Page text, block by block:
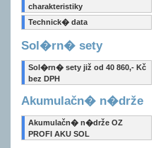
charakteristiky
Technick� data
Sol�rn� sety
Sol�rn� sety již od 40 860,- Kč
bez DPH
Akumulačn� n�drže
Akumulačn� n�drže OZ
PROFI AKU SOL